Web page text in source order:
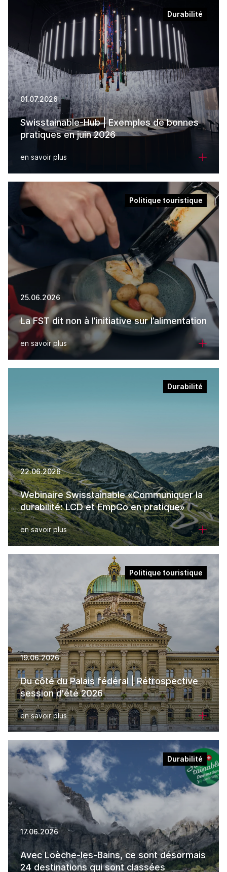
Durabilité
01.07.2026
Swisstainable-Hub | Exemples de bonnes
pratiques en juin 2026
en savoir plus
Politique touristique
25.06.2026
La FST dit non à l’initiative sur l’alimentation
en savoir plus
Durabilité
22.06.2026
Webinaire Swisstainable «Communiquer la
durabilité: LCD et EmpCo en pratique»
en savoir plus
Politique touristique
19.06.2026
Du côté du Palais fédéral | Rétrospective
session d'été 2026
en savoir plus
Durabilité
17.06.2026
Avec Loèche-les-Bains, ce sont désormais
24 destinations qui sont classées